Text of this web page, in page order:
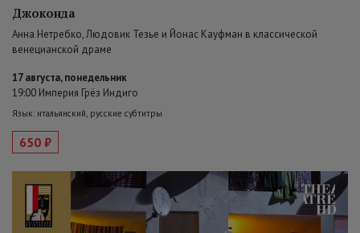
Джоконда
Анна Нетребко, Людовик Тезье и Йонас Кауфман в классической
венецианской драме
17 августа, понедельник
19:00 Империя Грёз Индиго
Язык: итальянский, русские субтитры
650 ₽